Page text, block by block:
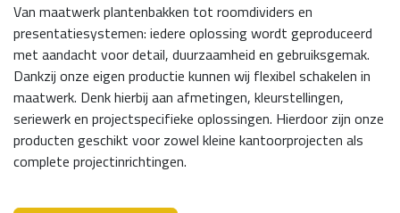
Van maatwerk plantenbakken tot roomdividers en
presentatiesystemen: iedere oplossing wordt geproduceerd
met aandacht voor detail, duurzaamheid en gebruiksgemak.
Dankzij onze eigen productie kunnen wij flexibel schakelen in
maatwerk. Denk hierbij aan afmetingen, kleurstellingen,
seriewerk en projectspecifieke oplossingen. Hierdoor zijn onze
producten geschikt voor zowel kleine kantoorprojecten als
complete projectinrichtingen.